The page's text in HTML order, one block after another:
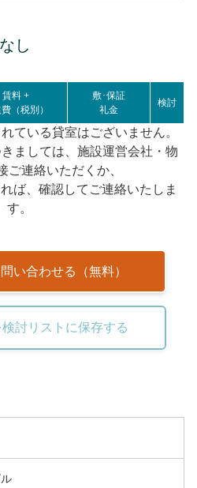
し
賃料 +
（税別）
敷･保証
礼金
検討
ている貸室はございません。
ましては、施設運営会社・物
ご連絡いただくか、
ば、確認してご連絡いたしま
す。
い合わせる（無料）
検討リストに保存する